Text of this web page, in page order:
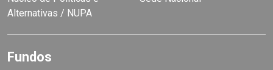
Alternativas / NUPA
Fundos